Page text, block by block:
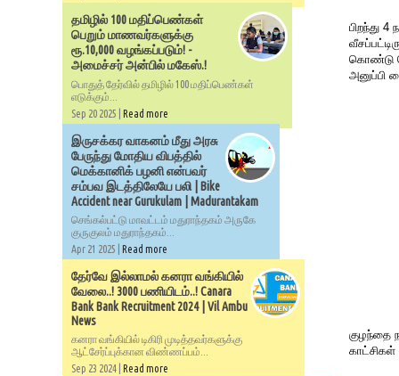
பிறந்து
கொண்டு
அனுப்பி
குழந்தை
காட்சிகள்
தமிழில் 100 மதிப்பெண்கள்
பெறும் மாணவர்களுக்கு
ரூ.10,000 வழங்கப்படும்! -
அமைச்சர் அன்பில் மகேஸ்.!
பொதுத் தேர்வில் தமிழில் 100 மதிப்பெண்கள்
எடுக்கும்...
Sep 20 2025 | Read more
இருசக்கர வாகனம் மீது அரசு
பேருந்து மோதிய விபத்தில்
மெக்கானிக் பழனி என்பவர்
சம்பவ இடத்திலேயே பலி | Bike
Accident near Gurukulam | Madurantakam
செங்கல்பட்டு மாவட்டம் மதுராந்தகம் அருகே
குருகுலம் மதுராந்தகம்...
Apr 21 2025 | Read more
தேர்வே இல்லாமல் கனரா வங்கியில்
வேலை..! 3000 பணியிடம்..! Canara
Bank Bank Recruitment 2024 | Vil Ambu
News
கனரா வங்கியில் டிகிரி முடித்தவர்களுக்கு
ஆட்சேர்ப்புக்கான விண்ணப்பம்...
Sep 23 2024 | Read more